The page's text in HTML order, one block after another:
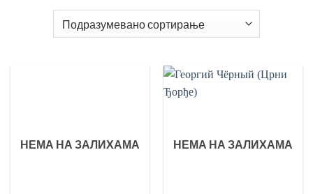
НЕМА НА ЗАЛИХАМА НЕМА НА ЗАЛИХАМА